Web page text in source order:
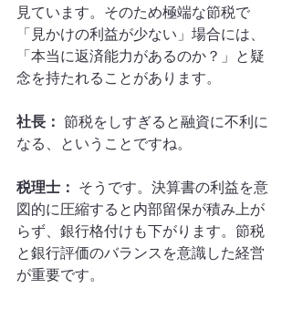
見ています。そのため極端な節税で
「見かけの利益が少ない」場合には、
「本当に返済能力があるのか？」と疑
念を持たれることがあります。
社長： 節税をしすぎると融資に不利に
なる、ということですね。
税理士： そうです。決算書の利益を意
図的に圧縮すると内部留保が積み上が
らず、銀行格付けも下がります。節税
と銀行評価のバランスを意識した経営
が重要です。